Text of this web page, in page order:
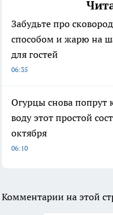
Забудьте про
способом и жарю на
для гостей
06:35
Огурцы снова попрут
воду этот простой
октября
06:10
Комментарии на этой